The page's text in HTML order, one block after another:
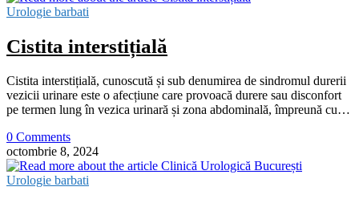
Urologie barbati
Cistita interstițială
Cistita interstițială, cunoscută și sub denumirea de sindromul durerii
vezicii urinare este o afecțiune care provoacă durere sau disconfort
pe termen lung în vezica urinară și zona abdominală, împreună cu…
0 Comments
octombrie 8, 2024
Urologie barbati